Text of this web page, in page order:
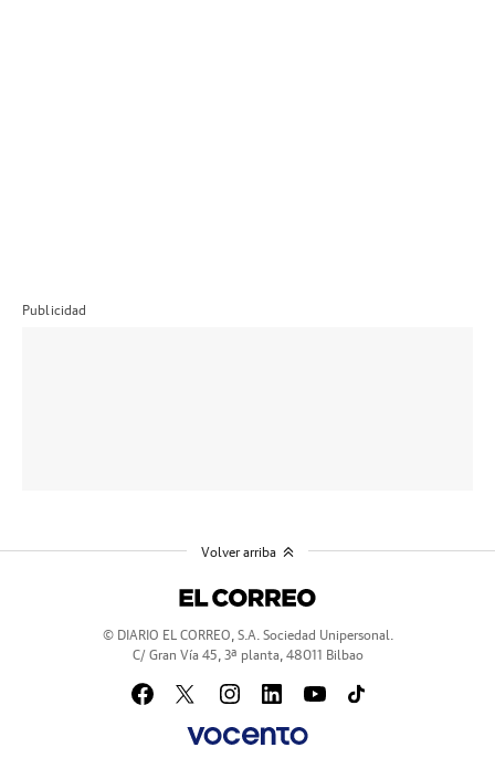
Publicidad
© DIARIO EL CORREO, S.A. Sociedad Unipersonal.
C/ Gran Vía 45, 3ª planta, 48011 Bilbao
Volver arriba